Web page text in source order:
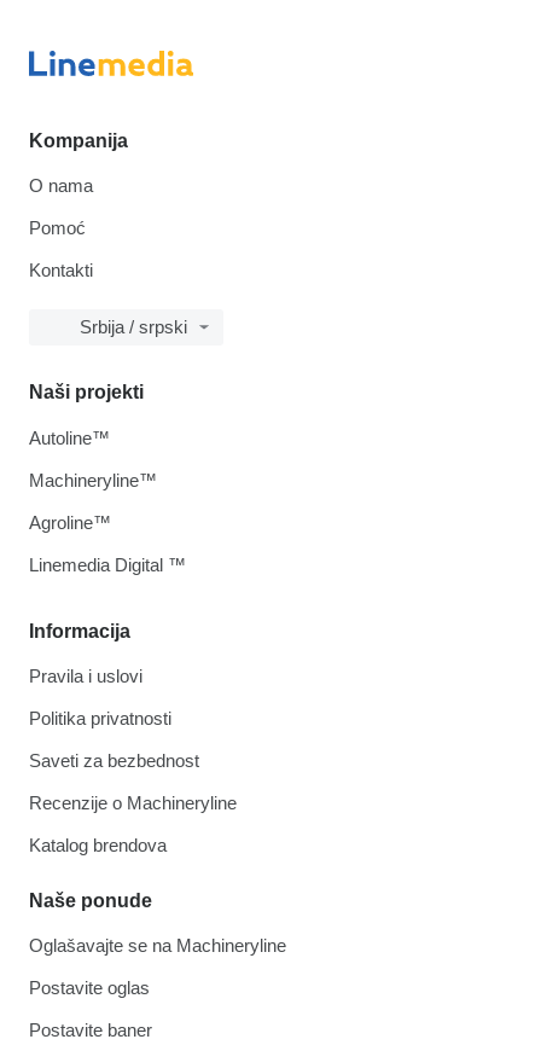
Kompanija
O nama
Pomoć
Kontakti
Srbija / srpski
Informacija
Pravila i uslovi
Politika privatnosti
Saveti za bezbednost
Recenzije o Machineryline
Katalog brendova
Naše ponude
Oglašavajte se na Machineryline
Postavite oglas
Postavite baner
Naši projekti
Autoline™
Machineryline™
Agroline™
Linemedia Digital ™